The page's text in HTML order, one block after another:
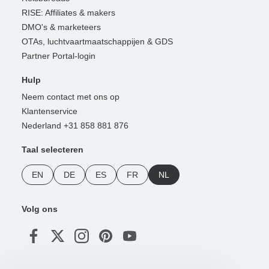
RISE: Affiliates & makers
DMO's & marketeers
OTAs, luchtvaartmaatschappijen & GDS
Partner Portal-login
Hulp
Neem contact met ons op
Klantenservice
Nederland +31 858 881 876
Taal selecteren
EN DE ES FR NL
Volg ons